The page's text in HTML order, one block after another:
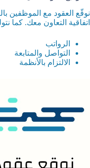
نوقّع العقود مع الموظفين
اتفاقية التعاون معك. كما
الرواتب
التواصل والمتابعة
الالتزام بالأنظمة